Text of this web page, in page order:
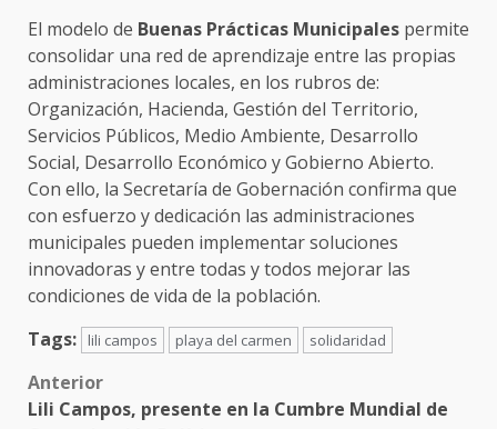
El modelo de Buenas Prácticas Municipales permite
consolidar una red de aprendizaje entre las propias
administraciones locales, en los rubros de:
Organización, Hacienda, Gestión del Territorio,
Servicios Públicos, Medio Ambiente, Desarrollo
Social, Desarrollo Económico y Gobierno Abierto.
Con ello, la Secretaría de Gobernación confirma que
con esfuerzo y dedicación las administraciones
municipales pueden implementar soluciones
innovadoras y entre todas y todos mejorar las
condiciones de vida de la población.
Tags:
lili campos playa del carmen solidaridad
Post
Anterior
Lili Campos, presente en la Cumbre Mundial de